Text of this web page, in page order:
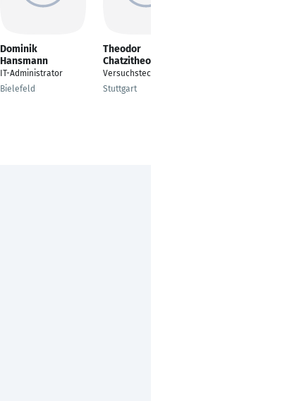
Dominik
Hansmann
IT-Administrator
Bielefeld
Theodor
Chatzitheodorou
Versuchstechniker
Stuttgart